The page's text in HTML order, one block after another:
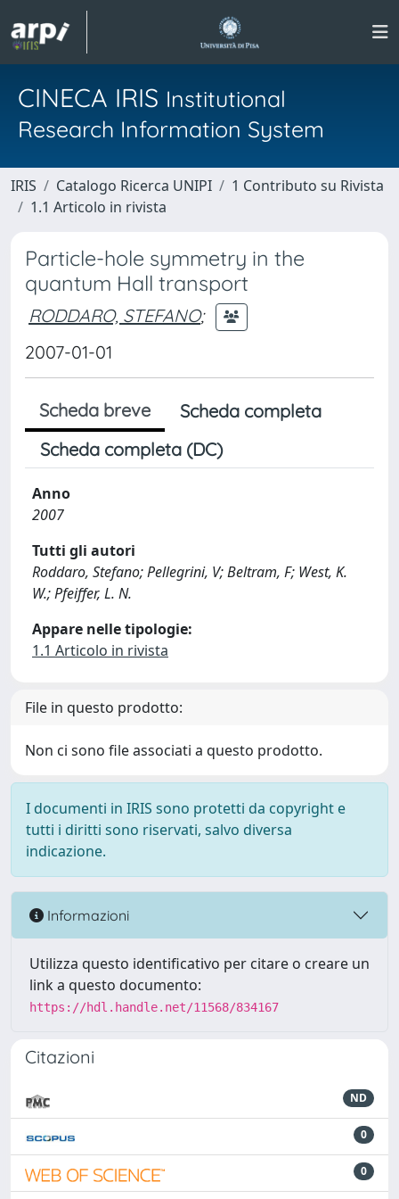
CINECA IRIS Institutional
Research Information System
IRIS Catalogo Ricerca UNIPI
1 Contributo su Rivista
1.1 Articolo in rivista
Particle-hole symmetry in the
quantum Hall transport
RODDARO, STEFANO;
2007-01-01
Scheda breve
Scheda completa
Scheda completa (DC)
Anno
2007
Tutti gli autori
Roddaro, Stefano; Pellegrini, V; Beltram, F; West, K.
W.; Pfeiffer, L. N.
Appare nelle tipologie:
1.1 Articolo in rivista
File in questo prodotto:
Non ci sono file associati a questo prodotto.
I documenti in IRIS sono protetti da copyright e
tutti i diritti sono riservati, salvo diversa
indicazione.
Informazioni
Utilizza questo identificativo per citare o creare un
link a questo documento:
https://hdl.handle.net/11568/834167
Citazioni
ND
0
0